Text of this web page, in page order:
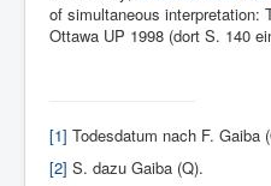
of simultaneous interpretation:
Ottawa UP 1998 (dort S. 140
[1] Todesdatum nach F. Gaiba
[2] S. dazu Gaiba (Q).